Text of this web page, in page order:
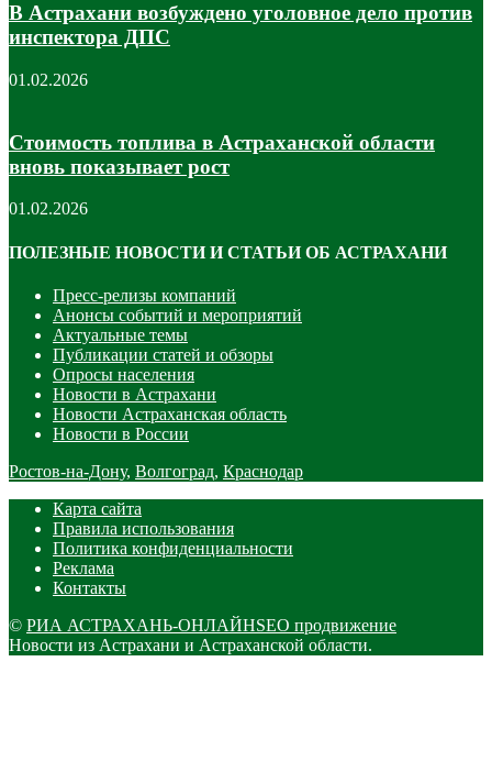
В Астрахани возбуждено уголовное дело против
инспектора ДПС
01.02.2026
Стоимость топлива в Астраханской области
вновь показывает рост
01.02.2026
ПОЛЕЗНЫЕ НОВОСТИ И СТАТЬИ ОБ АСТРАХАНИ
Пресс-релизы компаний
Анонсы событий и мероприятий
Актуальные темы
Публикации статей и обзоры
Опросы населения
Новости в Астрахани
Новости Астраханская область
Новости в России
Ростов-на-Дону, Волгоград, Краснодар
Карта сайта
Правила использования
Политика конфиденциальности
Реклама
Контакты
© РИА АСТРАХАНЬ-ОНЛАЙНSEO продвижение
Новости из Астрахани и Астраханской области.